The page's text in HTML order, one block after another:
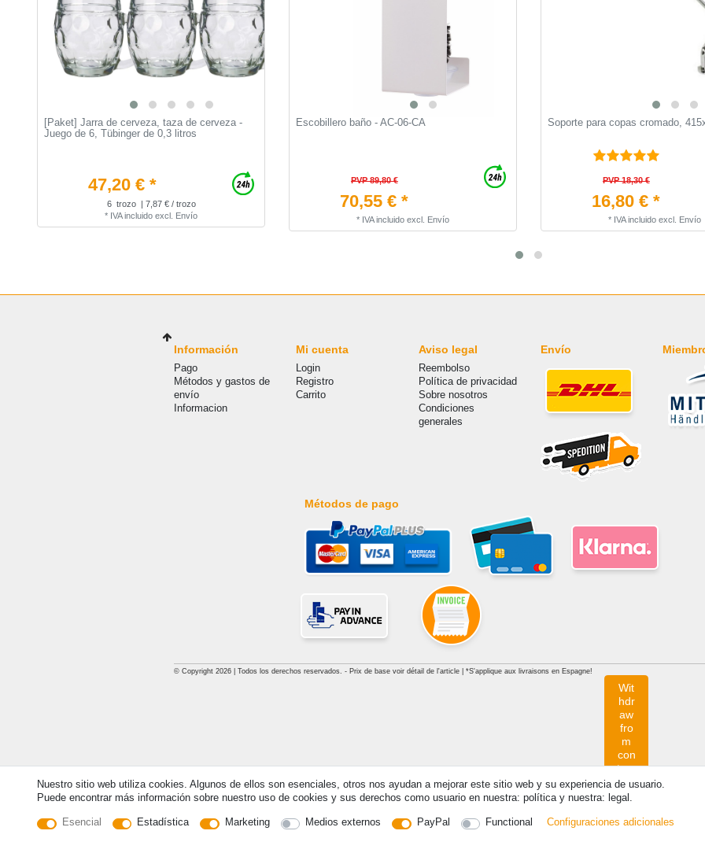
[Paket] Jarra de cerveza, taza de cerveza -
Juego de 6, Tübinger de 0,3 litros
47,20 € *
6 trozo
| 7,87 € / trozo
* IVA incluido excl. Envío
Escobillero baño - AC-06-CA
PVP 89,80 €
70,55 € *
* IVA incluido excl. Envío
Soporte para copas cromado,
PVP 18,30 €
16,80 € *
* IVA incluido excl. Envío
Información
Pago
Métodos y gastos de
envío
Informacion
Mi cuenta
Login
Registro
Carrito
Aviso legal
Reembolso
Política de privacidad
Sobre nosotros
Condiciones
generales
Envío
Métodos de pago
© Copyright 2026 | Todos los derechos reservados. - Prix de base voir détail de l'article | *S'applique aux livraisons en Espagne!
Nuestro sitio web utiliza cookies. Algunos de ellos son esenciales, otros nos ayudan a mejorar este sitio web y su experiencia de usuario.
Puede encontrar más información sobre nuestro uso de cookies y sus derechos como usuario en nuestra: política y nuestra: legal.
Esencial Estadística Marketing Medios externos PayPal Functional Configuraciones adicionales
Wit
hdr
aw
fro
m
con
trac
t
her